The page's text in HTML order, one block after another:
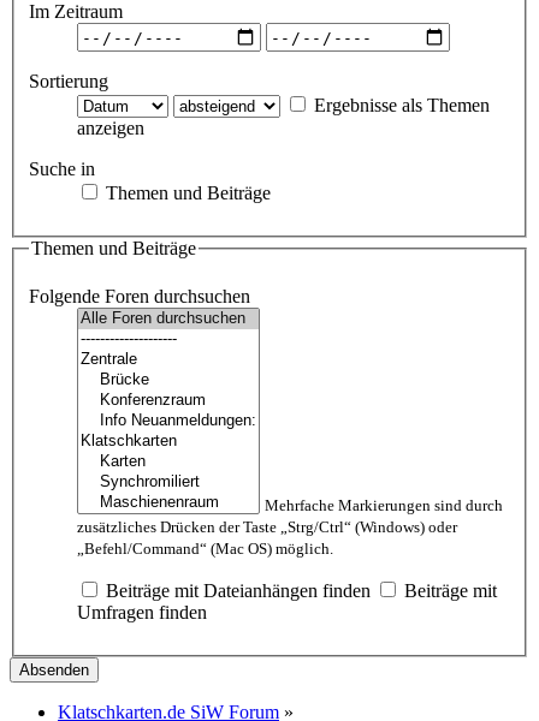
Im Zeitraum
Sortierung
Ergebnisse als Themen
anzeigen
Suche in
Themen und Beiträge
Themen und Beiträge
Folgende Foren durchsuchen
Mehrfache Markierungen sind durch
zusätzliches Drücken der Taste „Strg/Ctrl“ (Windows) oder
„Befehl/Command“ (Mac OS) möglich.
Beiträge mit Dateianhängen finden
Beiträge mit
Umfragen finden
Klatschkarten.de SiW Forum »